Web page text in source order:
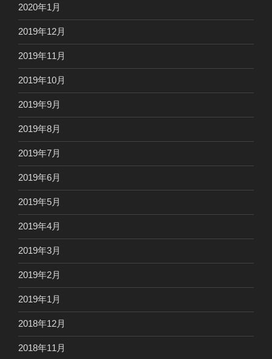
2020年1月
2019年12月
2019年11月
2019年10月
2019年9月
2019年8月
2019年7月
2019年6月
2019年5月
2019年4月
2019年3月
2019年2月
2019年1月
2018年12月
2018年11月